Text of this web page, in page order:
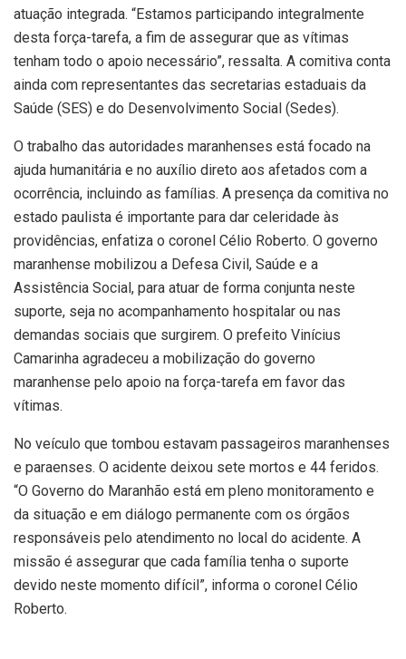
atuação integrada. “Estamos participando integralmente
desta força-tarefa, a fim de assegurar que as vítimas
tenham todo o apoio necessário”, ressalta. A comitiva conta
ainda com representantes das secretarias estaduais da
Saúde (SES) e do Desenvolvimento Social (Sedes).
O trabalho das autoridades maranhenses está focado na
ajuda humanitária e no auxílio direto aos afetados com a
ocorrência, incluindo as famílias. A presença da comitiva no
estado paulista é importante para dar celeridade às
providências, enfatiza o coronel Célio Roberto. O governo
maranhense mobilizou a Defesa Civil, Saúde e a
Assistência Social, para atuar de forma conjunta neste
suporte, seja no acompanhamento hospitalar ou nas
demandas sociais que surgirem. O prefeito Vinícius
Camarinha agradeceu a mobilização do governo
maranhense pelo apoio na força-tarefa em favor das
vítimas.
No veículo que tombou estavam passageiros maranhenses
e paraenses. O acidente deixou sete mortos e 44 feridos.
“O Governo do Maranhão está em pleno monitoramento e
da situação e em diálogo permanente com os órgãos
responsáveis pelo atendimento no local do acidente. A
missão é assegurar que cada família tenha o suporte
devido neste momento difícil”, informa o coronel Célio
Roberto.